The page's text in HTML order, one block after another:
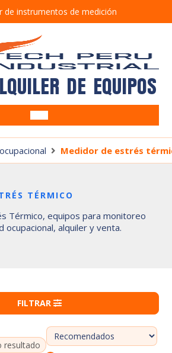
de instrumentos de medición
DE EQUIPOS
Alcoholímetros
Anemómetros
Detectores de Fugas
Sonómetros
Vibrómetros
Equipos Ambientales
Barrenos
isocinético TM100D7G
Medidor de estrés
TÉRMICO
Térmico, equipos para monitoreo
ocupacional, alquiler y venta.
FILTRAR
resultado